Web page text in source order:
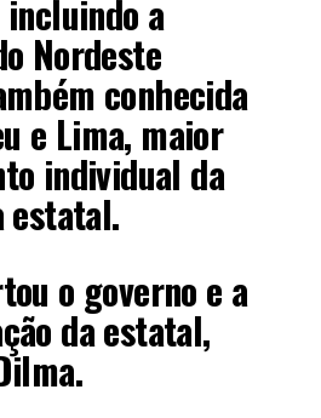
a
Nordeste
conhecida
e Lima, maior
individual da
estatal.
o governo e a
da estatal,